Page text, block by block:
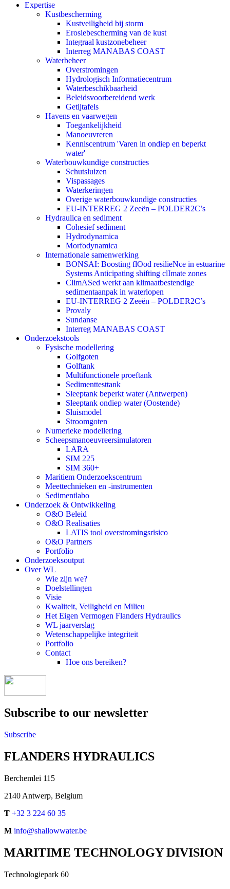
Expertise
Kustbescherming
Kustveiligheid bij storm
Erosiebescherming van de kust
Integraal kustzonebeheer
Interreg MANABAS COAST
Waterbeheer
Overstromingen
Hydrologisch Informatiecentrum
Waterbeschikbaarheid
Beleidsvoorbereidend werk
Getijtafels
Havens en vaarwegen
Toegankelijkheid
Manoeuvreren
Kenniscentrum 'Varen in ondiep en beperkt
water'
Waterbouwkundige constructies
Schutsluizen
Vispassages
Waterkeringen
Overige waterbouwkundige constructies
EU-INTERREG 2 Zeeën – POLDER2C’s
Hydraulica en sediment
Cohesief sediment
Hydrodynamica
Morfodynamica
Internationale samenwerking
BONSAI: Boosting flOod resilieNce in estuarine
Systems Anticipating shifting clImate zones
ClimASed werkt aan klimaatbestendige
sedimentaanpak in waterlopen
EU-INTERREG 2 Zeeën – POLDER2C’s
Provaly
Sundanse
Interreg MANABAS COAST
Onderzoekstools
Fysische modellering
Golfgoten
Golftank
Multifunctionele proeftank
Sedimenttesttank
Sleeptank beperkt water (Antwerpen)
Sleeptank ondiep water (Oostende)
Sluismodel
Stroomgoten
Numerieke modellering
Scheepsmanoeuvreersimulatoren
LARA
SIM 225
SIM 360+
Maritiem Onderzoekscentrum
Meettechnieken en -instrumenten
Sedimentlabo
Onderzoek & Ontwikkeling
O&O Beleid
O&O Realisaties
LATIS tool overstromingsrisico
O&O Partners
Portfolio
Onderzoeksoutput
Over WL
Wie zijn we?
Doelstellingen
Visie
Kwaliteit, Veiligheid en Milieu
Het Eigen Vermogen Flanders Hydraulics
WL jaarverslag
Wetenschappelijke integriteit
Portfolio
Contact
Hoe ons bereiken?
Subscribe to our newsletter
Subscribe
FLANDERS HYDRAULICS
Berchemlei 115
2140 Antwerp, Belgium
T +32 3 224 60 35
M info@shallowwater.be
MARITIME TECHNOLOGY DIVISION
Technologiepark 60